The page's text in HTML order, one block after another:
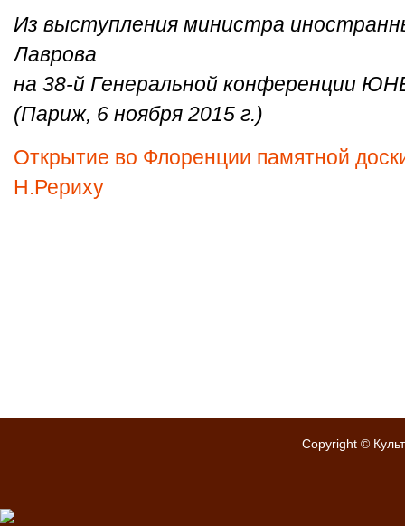
Из выступления министра
Лаврова
на 38-й Генеральной конференции
(Париж, 6 ноября 2015 г.)
Открытие во Флоренции памятной
Н.Рериху
Copyright ©